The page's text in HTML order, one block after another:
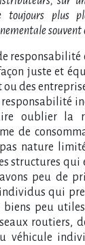
toujours plus
souvent
juste et
ou des
responsabilité
oublier la
de
nature
structures qui
peu de
qui
biens peu
routiers,
véhicule